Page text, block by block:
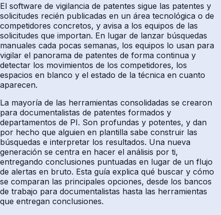
El software de vigilancia de patentes sigue las patentes y
solicitudes recién publicadas en un área tecnológica o de
competidores concretos, y avisa a los equipos de las
solicitudes que importan. En lugar de lanzar búsquedas
manuales cada pocas semanas, los equipos lo usan para
vigilar el panorama de patentes de forma continua y
detectar los movimientos de los competidores, los
espacios en blanco y el estado de la técnica en cuanto
aparecen.
La mayoría de las herramientas consolidadas se crearon
para documentalistas de patentes formados y
departamentos de PI. Son profundas y potentes, y dan
por hecho que alguien en plantilla sabe construir las
búsquedas e interpretar los resultados. Una nueva
generación se centra en hacer el análisis por ti,
entregando conclusiones puntuadas en lugar de un flujo
de alertas en bruto. Esta guía explica qué buscar y cómo
se comparan las principales opciones, desde los bancos
de trabajo para documentalistas hasta las herramientas
que entregan conclusiones.